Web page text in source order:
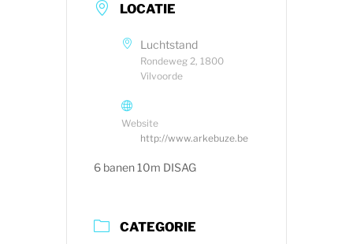
LOCATIE
Luchtstand
Rondeweg 2, 1800
Vilvoorde
Website
http://www.arkebuze.be
6 banen 10m DISAG
CATEGORIE